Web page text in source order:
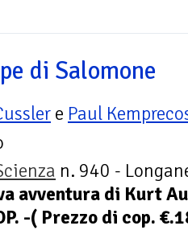
di Salomone
e Paul
n. 940 -
avventura di Kurt
-( Prezzo di cop.